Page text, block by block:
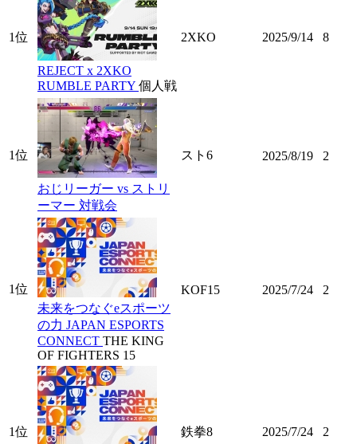
1位
REJECT x 2XKO
RUMBLE PARTY 個人戦
2XKO 2025/9/14 8
1位
おじリーガー vs ストリ
ーマー 対戦会
スト6 2025/8/19 2
1位
未来をつなぐeスポーツ
の力 JAPAN ESPORTS
CONNECT THE KING
OF FIGHTERS 15
KOF15 2025/7/24 2
1位
鉄拳8 2025/7/24 2